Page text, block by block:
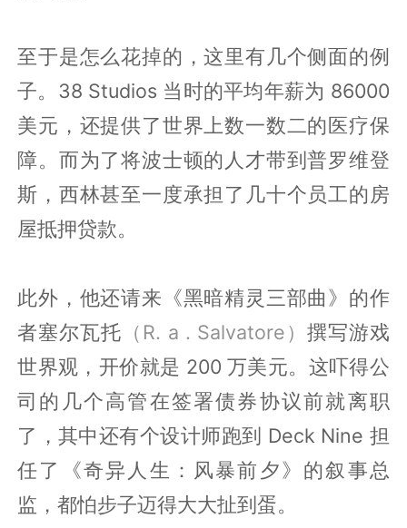
至于是怎么花掉的，这里有几个侧面的例
子。38 Studios 当时的平均年薪为 86000
美元，还提供了世界上数一数二的医疗保
障。而为了将波士顿的人才带到普罗维登
斯，西林甚至一度承担了几十个员工的房
屋抵押贷款。
此外，他还请来《黑暗精灵三部曲》的作
者塞尔瓦托 （R. a . Salvatore） 撰写游戏
世界观，开价就是 200 万美元。这吓得公
司的几个高管在签署债券协议前就离职
了，其中还有个设计师跑到 Deck Nine 担
任了《奇异人生：风暴前夕》的叙事总
监，都怕步子迈得大大扯到蛋。